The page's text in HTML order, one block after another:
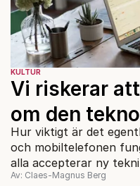
KULTUR
Vi riskerar
om den
Hur viktigt är det
och mobiltelefonen
alla accepterar ny
fungerar?
Av: Claes-Magnus Berg